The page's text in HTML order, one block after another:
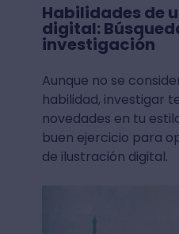
Habilidades de
digital:
investigación
Aunque no se
habilidad, investigar
novedades en tu
buen ejercicio para
de ilustración digital.